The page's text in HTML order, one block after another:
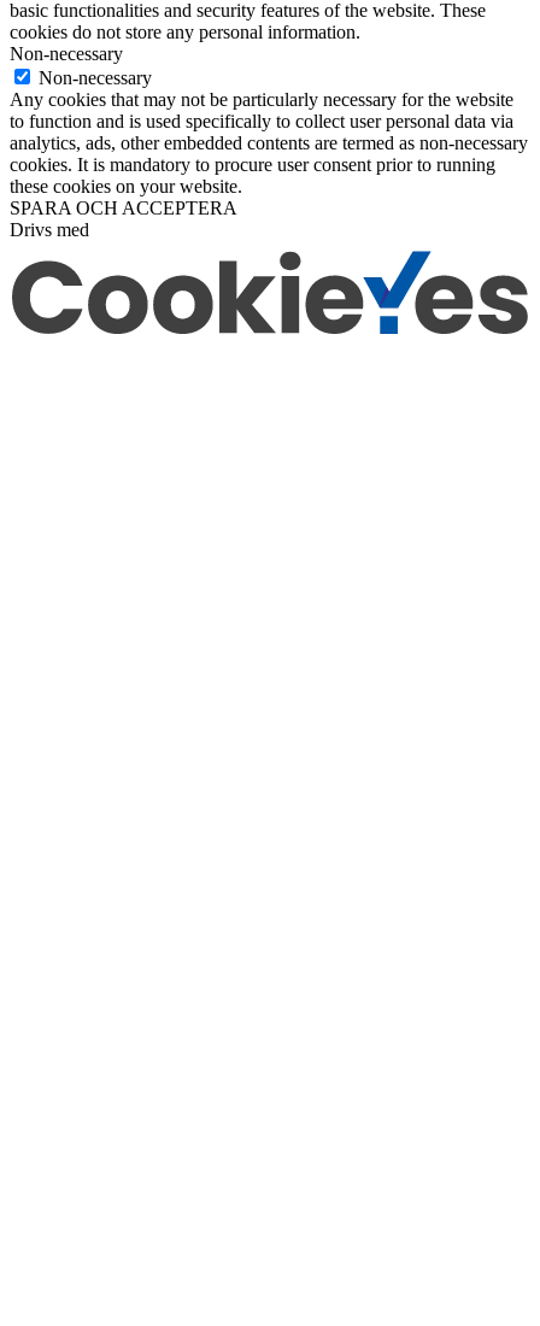
basic functionalities and security features of the website. These
cookies do not store any personal information.
Non-necessary
Non-necessary
Any cookies that may not be particularly necessary for the website
to function and is used specifically to collect user personal data via
analytics, ads, other embedded contents are termed as non-necessary
cookies. It is mandatory to procure user consent prior to running
these cookies on your website.
SPARA OCH ACCEPTERA
Drivs med